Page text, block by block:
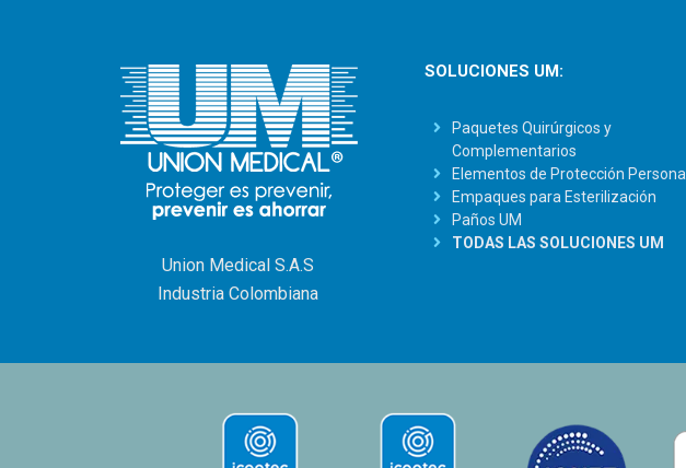
Union Medical S.A.S
Industria Colombiana
SOLUCIONES UM:
Paquetes Quirúrgicos y
Complementarios
Elementos de Protección Personal
Empaques para Esterilización
Paños UM
TODAS LAS SOLUCIONES UM